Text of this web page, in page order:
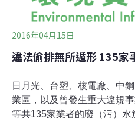
2016年04月15日
違法偷排無所遁形 135家
日月光、台塑、核電廠、中
業區，以及曾發生重大違規
等共135家業者的廢（污）